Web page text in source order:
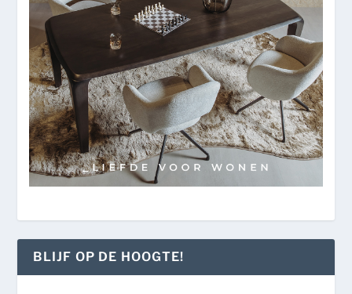
BLIJF OP DE HOOGTE!